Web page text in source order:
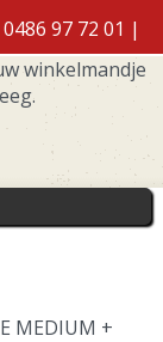
97 72 01 |
winkelmandje
MEDIUM +